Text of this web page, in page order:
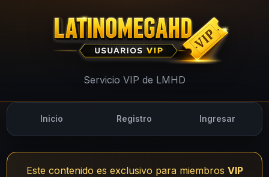
UsuariosVIP - LMHD
Servicio VIP de LMHD
Inicio Registro Ingresar
Este contenido es exclusivo para miembros VIP